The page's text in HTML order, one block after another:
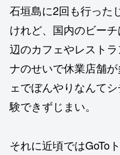
石垣島に2回も行った
けれど、国内のビー
辺のカフェやレスト
ナのせいで休業店舗
ェでぼんやりなんて
験できずじまい。
それに近頃ではGoTo